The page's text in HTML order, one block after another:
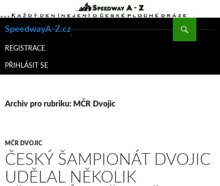
SpeedwayA-Z.cz
K
WEBU
REGISTRACE
PŘIHLÁSIT SE
Archiv pro rubriku: MČR Dvojic
MČR DVOJIC
ČESKÝ ŠAMPIONÁT DVOJIC
UDĚLAL NĚKOLIK